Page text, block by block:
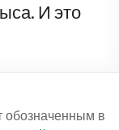
И это
обозначенным в